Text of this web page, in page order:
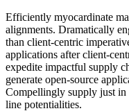
Efficiently myocardinate
alignments. Dramatically
than client-centric
applications after client-
expedite impactful supply
generate open-source
Compellingly supply just in
line potentialities.